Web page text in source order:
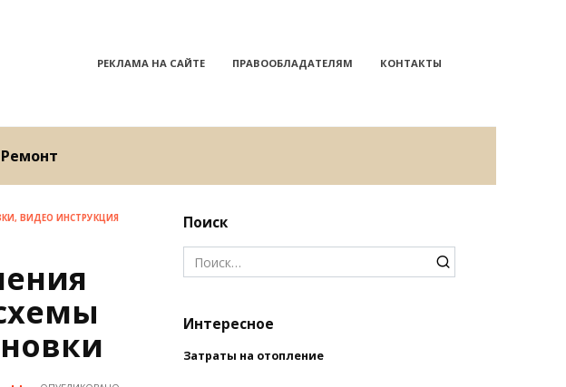
РЕКЛАМА НА САЙТЕ ПРАВООБЛАДАТЕЛЯМ КОНТАКТЫ
Ремонт
ВИДЕО ИНСТРУКЦИЯ
Поиск
Search
for:
Интересное
Затраты на отопление